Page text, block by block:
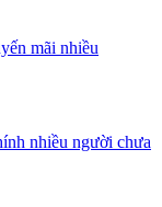
mãi nhiều
nhiều người chưa